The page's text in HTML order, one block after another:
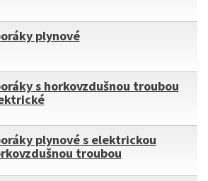
plynové
s horkovzdušnou troubou
plynové s elektrickou
troubou